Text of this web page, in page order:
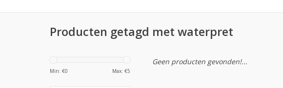
Producten getagd met waterpret
Min: €0 Max: €5
Geen producten gevonden!...